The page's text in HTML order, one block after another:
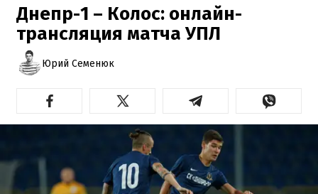
Днепр-1 – Колос: онлайн-
трансляция матча УПЛ
Юрий Семенюк